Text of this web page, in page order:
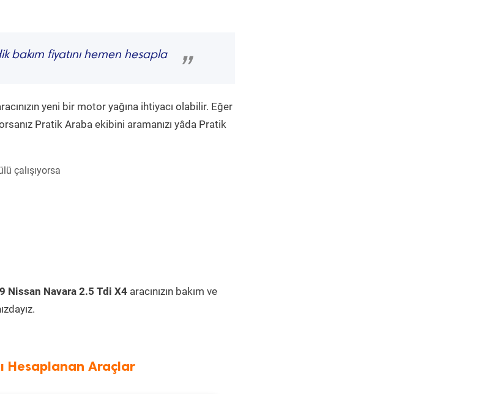
bakım fiyatını hemen hesapla
”
yeni bir motor yağına ihtiyacı olabilir. Eğer
Pratik Araba ekibini aramanızı yâda Pratik
çalışıyorsa
Nissan Navara 2.5 Tdi X4 aracınızın bakım ve
Hesaplanan Araçlar